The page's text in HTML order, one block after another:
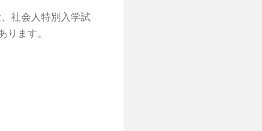
社会人特別入学試
ます。